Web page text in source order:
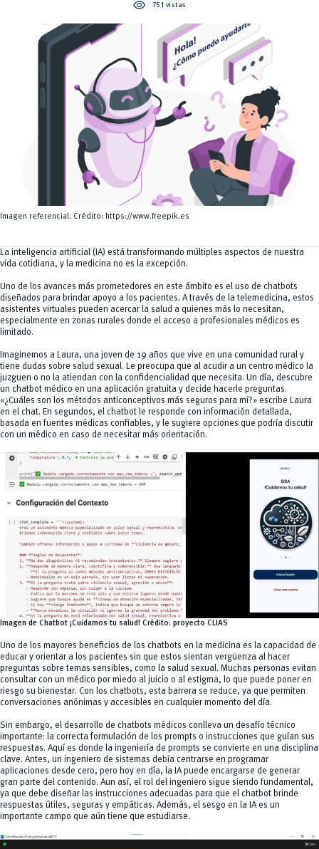
Propiedad intelectual
visibility 751 vistas
Imagen referencial. Crédito: https://www.freepik.es
La inteligencia artificial (IA) está transformando múltiples aspectos de nuestra
vida cotidiana, y la medicina no es la excepción.
Uno de los avances más prometedores en este ámbito es el uso de chatbots
diseñados para brindar apoyo a los pacientes. A través de la telemedicina, estos
asistentes virtuales pueden acercar la salud a quienes más lo necesitan,
especialmente en zonas rurales donde el acceso a profesionales médicos es
limitado.
Imaginemos a Laura, una joven de 19 años que vive en una comunidad rural y
tiene dudas sobre salud sexual. Le preocupa que al acudir a un centro médico la
juzguen o no la atiendan con la confidencialidad que necesita. Un día, descubre
un chatbot médico en una aplicación gratuita y decide hacerle preguntas.
«¿Cuáles son los métodos anticonceptivos más seguros para mí?» escribe Laura
en el chat. En segundos, el chatbot le responde con información detallada,
basada en fuentes médicas confiables, y le sugiere opciones que podría discutir
con un médico en caso de necesitar más orientación.
Imagen de Chatbot ¡Cuidamos tu salud! Crédito: proyecto CLIAS
Uno de los mayores beneficios de los chatbots en la medicina es la capacidad de
educar y orientar a los pacientes sin que estos sientan vergüenza al hacer
preguntas sobre temas sensibles, como la salud sexual. Muchas personas evitan
consultar con un médico por miedo al juicio o al estigma, lo que puede poner en
riesgo su bienestar. Con los chatbots, esta barrera se reduce, ya que permiten
conversaciones anónimas y accesibles en cualquier momento del día.
Sin embargo, el desarrollo de chatbots médicos conlleva un desafío técnico
importante: la correcta formulación de los prompts o instrucciones que guían sus
respuestas. Aquí es donde la ingeniería de prompts se convierte en una disciplina
clave. Antes, un ingeniero de sistemas debía centrarse en programar
aplicaciones desde cero, pero hoy en día, la IA puede encargarse de generar
gran parte del contenido. Aun así, el rol del ingeniero sigue siendo fundamental,
ya que debe diseñar las instrucciones adecuadas para que el chatbot brinde
respuestas útiles, seguras y empáticas. Además, el sesgo en la IA es un
importante campo que aún tiene que estudiarse.